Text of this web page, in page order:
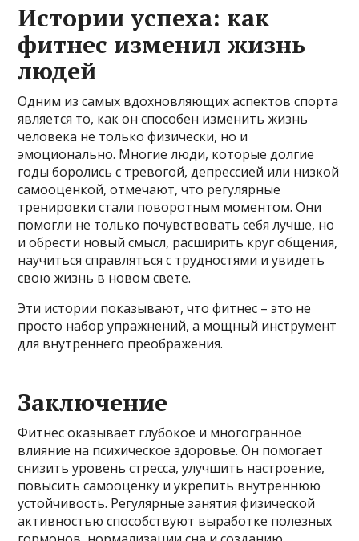
Истории успеха: как
фитнес изменил жизнь
людей
Одним из самых вдохновляющих аспектов спорта
является то, как он способен изменить жизнь
человека не только физически, но и
эмоционально. Многие люди, которые долгие
годы боролись с тревогой, депрессией или низкой
самооценкой, отмечают, что регулярные
тренировки стали поворотным моментом. Они
помогли не только почувствовать себя лучше, но
и обрести новый смысл, расширить круг общения,
научиться справляться с трудностями и увидеть
свою жизнь в новом свете.
Эти истории показывают, что фитнес – это не
просто набор упражнений, а мощный инструмент
для внутреннего преображения.
Заключение
Фитнес оказывает глубокое и многогранное
влияние на психическое здоровье. Он помогает
снизить уровень стресса, улучшить настроение,
повысить самооценку и укрепить внутреннюю
устойчивость. Регулярные занятия физической
активностью способствуют выработке полезных